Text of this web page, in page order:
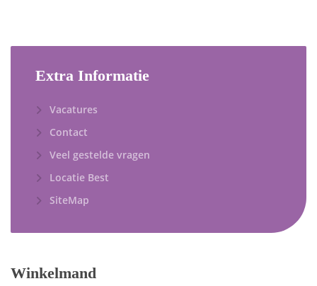
Extra Informatie
Vacatures
Contact
Veel gestelde vragen
Locatie Best
SiteMap
Winkelmand